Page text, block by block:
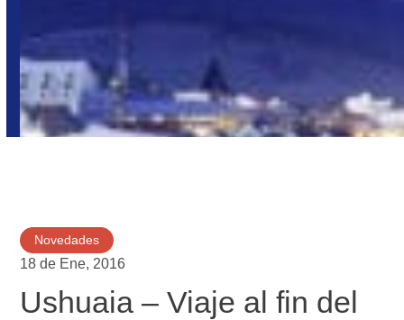
Novedades
18 de Ene, 2016
Ushuaia – Viaje al fin del